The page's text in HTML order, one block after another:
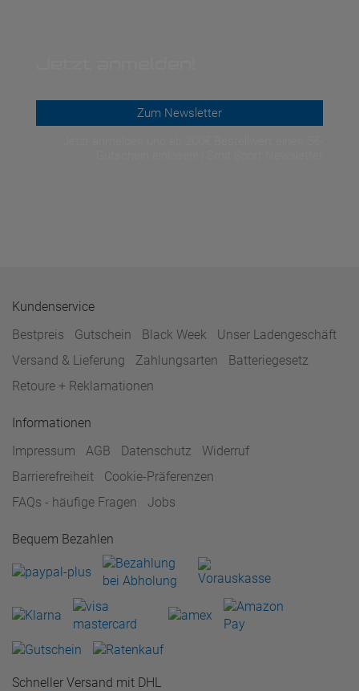
Zum Newsletter
Kundenservice
Bestpreis
Gutschein Black Week
Unser Ladengeschäft
Versand & Lieferung
Zahlungsarten
Batteriegesetz
Retoure + Reklamationen
Informationen
Impressum
AGB Datenschutz
Widerruf
Barrierefreiheit
Cookie-Präferenzen
FAQs - häufige Fragen
Jobs
Bequem Bezahlen
Schneller Versand mit DHL